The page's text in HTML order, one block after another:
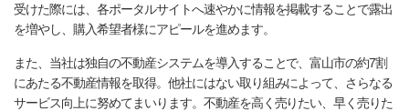
受けた際には、各ポータルサイトへ速やかに情報を掲載することで露出
を増やし、購入希望者様にアピールを進めます。
また、当社は独自の不動産システムを導入することで、富山市の約7割
にあたる不動産情報を取得。他社にはない取り組みによって、さらなる
サービス向上に努めてまいります。不動産を高く売りたい、早く売りた